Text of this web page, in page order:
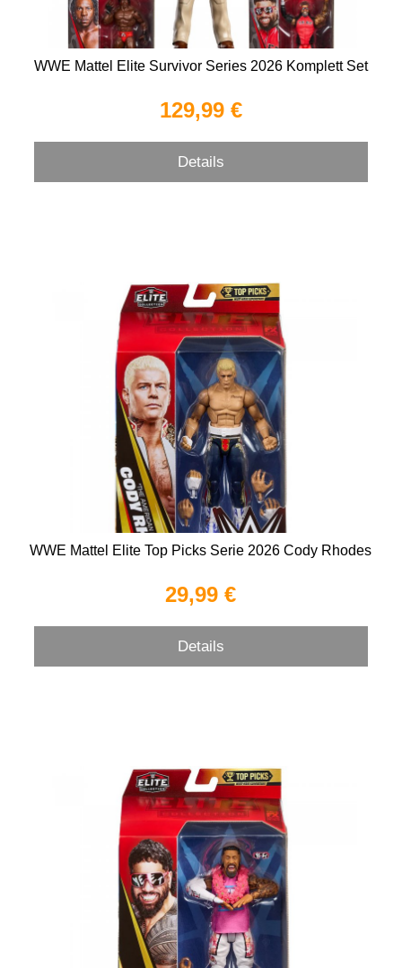
WWE Mattel Elite Survivor Series 2026 Komplett Set
129,99 €
Details
WWE Mattel Elite Top Picks Serie 2026 Cody Rhodes
29,99 €
Details